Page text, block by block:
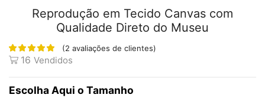
Reprodução em Tecido Canvas com
Qualidade Direto do Museu
(2 avaliações de clientes)
16 Vendidos
Tamanho